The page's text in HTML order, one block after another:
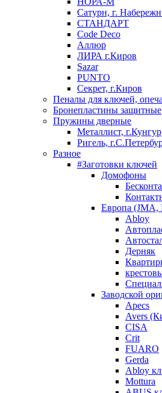
Сатурн, г.
СТАНДАРТ
Code Deco
Аллюр
ЛИРА г.Киров
Sazar
PUNTO
Секрет, г.Киров
Пеналы для ключей,
Бронепластины защитные
Пружины дверные
Металлист, г.Кунгур
Ригель,
Разное
#Заготовки ключей
Домофоны
Европа
Abloy
Дерняк
Заводской
Apecs
Avers
CISA
Crit
FUARO
Gerda
Abloy
Mottura